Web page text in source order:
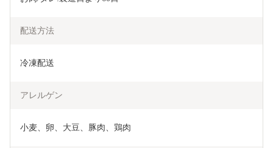
配送方法
冷凍配送
アレルゲン
小麦、卵、大豆、豚肉、鶏肉